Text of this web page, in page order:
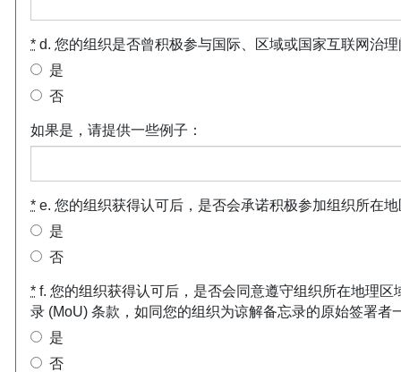
* d. 您的组织是否曾积极参与国际、区域或国家互联网治
是
否
如果是，请提供一些例子：
* e. 您的组织获得认可后，是否会承诺积极参加组织所在
是
否
* f. 您的组织获得认可后，是否会同意遵守组织所在地理
录 (MoU) 条款，如同您的组织为谅解备忘录的原始签署者
是
否